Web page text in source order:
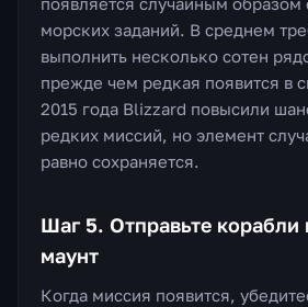
морских заданий. В среднем
выполнить несколько сотен
прежде чем редкая появится в
2015 года Blizzard повысили
редких миссий, но элемент
равно сохраняется.
Шаг 5. Отправьте корабли
маунт
Когда миссия появится,